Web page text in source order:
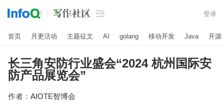
 登录
首页 月更活动 主题征文 AI golang 移动开发 Java 开源
长三角安防行业盛会“2024 杭州国际安
防产品展览会”
作者： AIOTE智博会